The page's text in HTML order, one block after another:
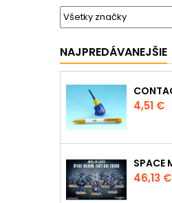
NAJPREDÁVANEJŠIE
Cena
4,51 €
Cena
46,13 €